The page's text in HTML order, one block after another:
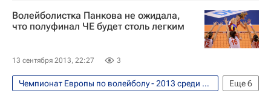
Волейбол
Зоран Терзич
Волейболистка Панкова не ожидала,
что полуфинал ЧЕ будет столь легким
13 сентября 2013, 22:27 3
Еще6
Чемпионат Европы по волейболу - 2013 среди женских сборных. 6 - 14 сентября